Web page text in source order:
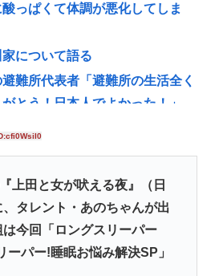
っぱくて体調が悪化してしま
について語る
難所代表者「避難所の生活全く
とう！日本人でよかった！」
・寺本けんた「災害募金に関す
災地への支援を妨害しているこ
さい」 ネット「では熊本に直接募
すね！」
工期示せない」 JR東海社長、名古
を強調
上田と女が吠える夜』（日
タレント・あのちゃんが出
今回「ロングスリーパー
ーパー!睡眠お悩み解決SP」